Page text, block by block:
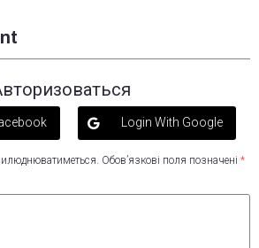
Login With Google
Обов’язкові поля позначені *